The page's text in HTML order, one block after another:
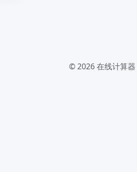
© 2026在线计算器